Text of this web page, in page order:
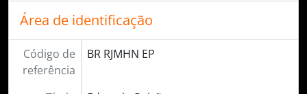
Área de identificação
Código de
referência
BR RJMHN EP